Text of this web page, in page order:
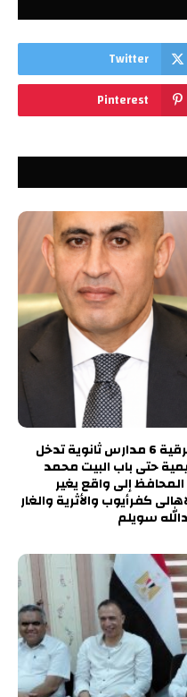
Twitter
Pinterest
ثورة تعليمية جديدة مستمرة بالشرقية 6 مدارس ثانوية تدخل
حتى باب البيت محمد
إلى واقع يغير
كفرأيوب والأثرية والغار
سويلم